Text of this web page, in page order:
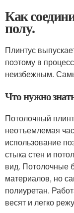
Как
полу.
Плинтус
поэтому в
неизбежным.
Что нужно
Потолочный
неотъемлемая
использование
стыка стен и
вид. Потолочные
материалов, но
полиуретан.
весят и легко